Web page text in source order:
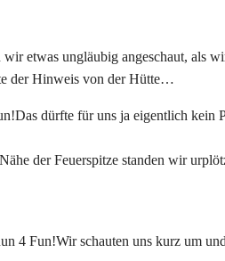
etwas ungläubig angeschaut,
der Hinweis von der Hütte…
Das dürfte für uns ja eigentlich kein
der Feuerspitze standen wir
Wir schauten uns kurz um